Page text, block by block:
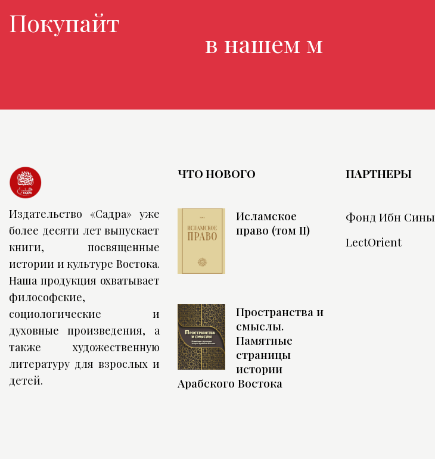
Покупайте любимы
в нашем магазине
Издательство «Садра» уже
более десяти лет выпускает
книги, посвященные
истории и культуре Востока.
Наша продукция охватывает
философские,
социологические и
духовные произведения, а
также художественную
литературу для взрослых и
детей.
ЧТО НОВОГО
Исламское
право (том II)
Пространства и
смыслы.
Памятные
страницы
истории
Арабского Востока
ПАРТНЕРЫ
Фонд Ибн Сины
LectOrient